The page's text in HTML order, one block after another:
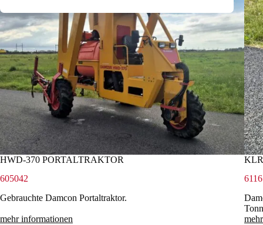
HWD-370 PORTALTRAKTOR
605042
Gebrauchte Damcon Portaltraktor.
mehr informationen